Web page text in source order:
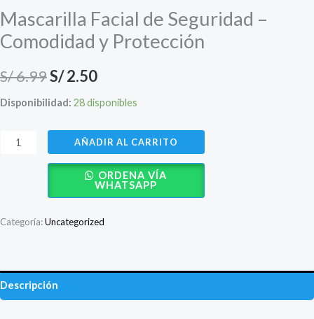
Mascarilla Facial de Seguridad –
Comodidad y Protección
S/6.99El
precio
original
era:
S/ 6.99.
S/2.50El
precio
actual
es:
S/ 2.50.
Disponibilidad: 28 disponibles
Mascarilla
Protección
cantidad
AÑADIR AL CARRITO
ORDENA VÍA
WHATSAPP
Categoría:Uncategorized
Descripción